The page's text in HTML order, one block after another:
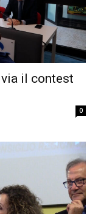
il contest
0